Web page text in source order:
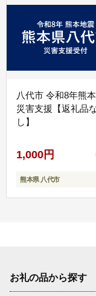
八代市 令和8年熊
災害支援【返礼品
し】
1,000円
熊本県 八代市
お礼の品から探す